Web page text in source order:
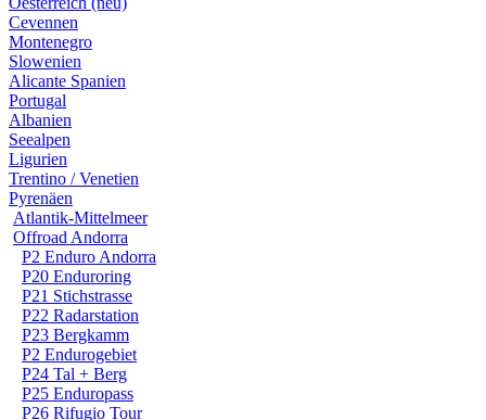
Cevennen
Montenegro
Slowenien
Alicante Spanien
Portugal
Albanien
Seealpen
Ligurien
Trentino / Venetien
Pyrenäen
Atlantik-Mittelmeer
Offroad Andorra
P2 Enduro Andorra
P20 Enduroring
P21 Stichstrasse
P22 Radarstation
P23 Bergkamm
P2 Endurogebiet
P24 Tal + Berg
P25 Enduropass
P26 Rifugio Tour